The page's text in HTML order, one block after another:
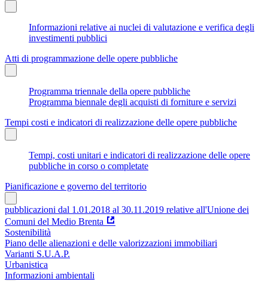
Informazioni relative ai nuclei di valutazione e verifica degli
investimenti pubblici
Atti di programmazione delle opere pubbliche
Programma triennale della opere pubbliche
Programma biennale degli acquisti di forniture e servizi
Tempi costi e indicatori di realizzazione delle opere pubbliche
Tempi, costi unitari e indicatori di realizzazione delle opere
pubbliche in corso o completate
Pianificazione e governo del territorio
pubblicazioni dal 1.01.2018 al 30.11.2019 relative all'Unione dei
Comuni del Medio Brenta
Sostenibilità
Piano delle alienazioni e delle valorizzazioni immobiliari
Varianti S.U.A.P.
Urbanistica
Informazioni ambientali